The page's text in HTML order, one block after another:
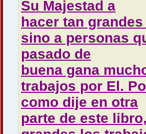
Su Majestad a
hacer tan
sino a personas
pasado de
buena gana
trabajos por El.
como dije en otra
parte de este